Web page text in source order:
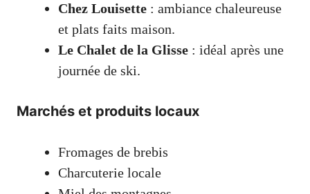
Chez Louisette : ambiance chaleureuse
et plats faits maison.
Le Chalet de la Glisse : idéal après une
journée de ski.
Marchés et produits locaux
Fromages de brebis
Charcuterie locale